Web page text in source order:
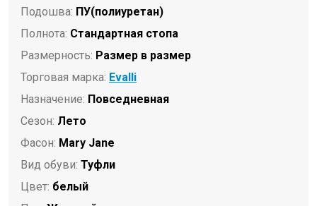
Подошва: ПУ(полиуретан)
Полнота: Стандартная стопа
Размерность: Размер в размер
Торговая марка: Evalli
Назначение: Повседневная
Сезон: Лето
Фасон: Mary Jane
Вид обуви: Туфли
Цвет: белый